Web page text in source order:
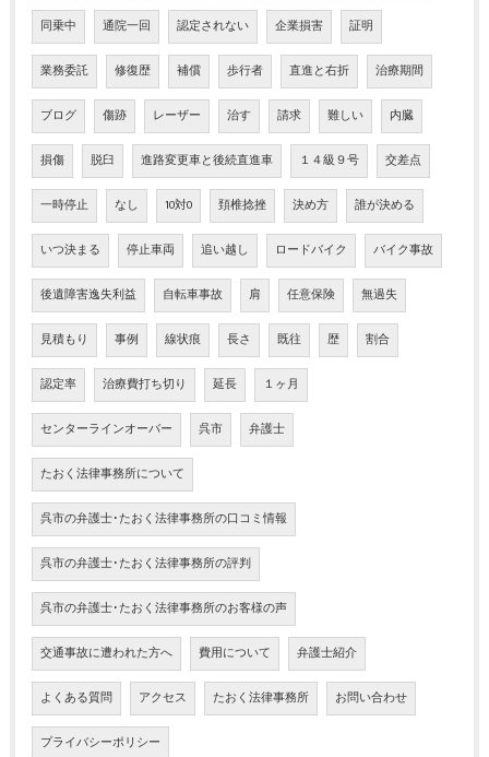
同乗中 通院一回 認定されない 企業損害 証明
業務委託 修復歴 補償 歩行者 直進と右折 治療期間
ブログ 傷跡 レーザー 治す 請求 難しい 内臓
損傷 脱臼 進路変更車と後続直進車 １４級９号 交差点
一時停止 なし 10対0 頚椎捻挫 決め方 誰が決める
いつ決まる 停止車両 追い越し ロードバイク バイク事故
後遺障害逸失利益 自転車事故 肩 任意保険 無過失
見積もり 事例 線状痕 長さ 既往 歴 割合
認定率 治療費打ち切り 延長 １ヶ月
センターラインオーバー 呉市 弁護士
たおく法律事務所について
呉市の弁護士･たおく法律事務所の口コミ情報
呉市の弁護士･たおく法律事務所の評判
呉市の弁護士･たおく法律事務所のお客様の声
交通事故に遭われた方へ 費用について 弁護士紹介
よくある質問 アクセス たおく法律事務所 お問い合わせ
プライバシーポリシー